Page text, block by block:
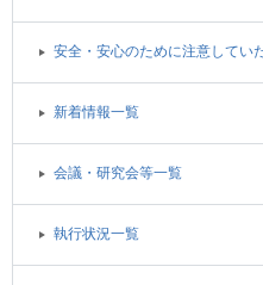
安全・安心のために注意してい
新着情報一覧
会議・研究会等一覧
執行状況一覧